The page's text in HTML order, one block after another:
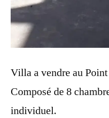
Villa a vendre au
Composé de 8
individuel.